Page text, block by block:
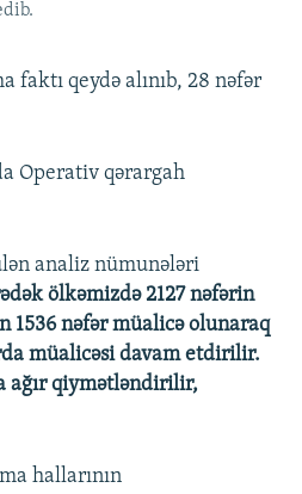
faktı qeydə alınıb, 28 nəfər
Operativ qərargah
analiz nümunələri
ölkəmizdə 2127 nəfərin
1536 nəfər müalicə olunaraq
müalicəsi davam etdirilir.
ağır qiymətləndirilir,
hallarının